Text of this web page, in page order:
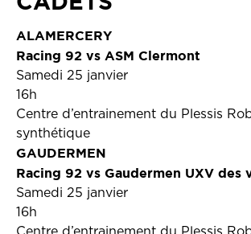
ALAMERCERY
Racing 92 vs ASM Clermont
Samedi 25 janvier
16h
Centre d’entrainement du Plessis
synthétique
GAUDERMEN
Racing 92 vs Gaudermen UXV des
Samedi 25 janvier
16h